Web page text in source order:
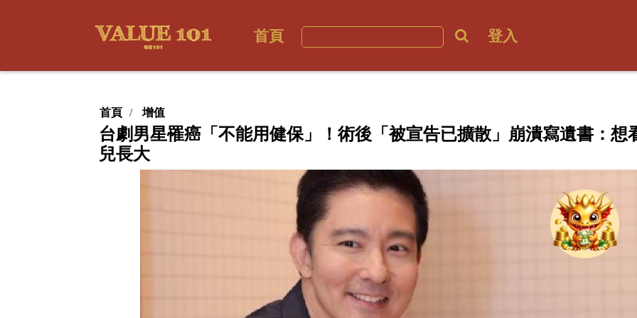
首頁 登入
首頁 增值
台劇男星罹癌「不能用健保」！術後「被宣告已擴散」崩潰寫遺書：想
兒長大